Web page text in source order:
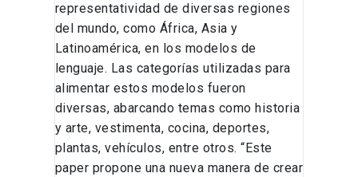
representatividad de diversas regiones
del mundo, como África, Asia y
Latinoamérica, en los modelos de
lenguaje. Las categorías utilizadas para
alimentar estos modelos fueron
diversas, abarcando temas como historia
y arte, vestimenta, cocina, deportes,
plantas, vehículos, entre otros. “Este
paper propone una nueva manera de crear